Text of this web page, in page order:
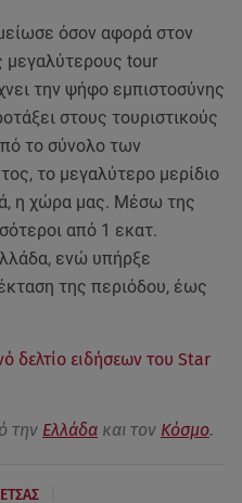
όσον αφορά στον
μεγαλύτερους tour
την ψήφο εμπιστοσύνης
στους τουριστικούς
το σύνολο των
το μεγαλύτερο μερίδιο
η χώρα μας. Μέσω της
από 1 εκατ.
ενώ υπήρξε
της περιόδου, έως
δελτίο ειδήσεων του Star
την Ελλάδα και τον Κόσμο.